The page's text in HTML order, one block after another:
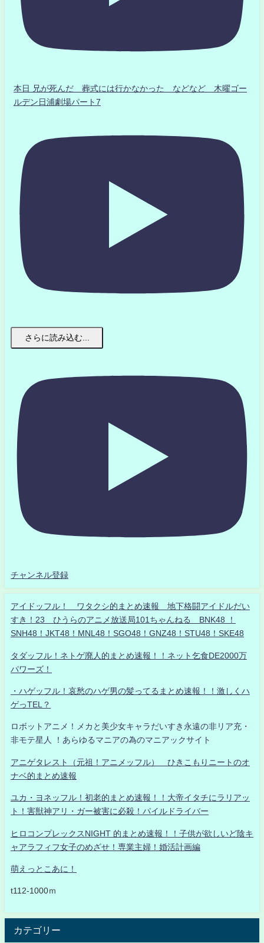
本日 兄が死んだ 葬式には行かなかった などなど 木曜ゴー
ルデン日浦劇場パート7
さらに読み込む...
チャンネル登録
アイドッフル！ ワタクシ的まとめ速報 地下格闘アイドルだい
すき！23 ひうらのアニメ放送局101ちゃんねる BNK48 ！
SNH48！JKT48！MNL48！SGO48！GNZ48！STU48！SKE48
タダッフル！ネトゲ廃人的まとめ速報！！ネット乞食DE2000万
パワーズ！
・ハゲッフル！哀愁のハゲ男の髪ってるまとめ速報！！激しくハ
ゲっTEL？
ロボットアニメ！メカと美少女キャラだいすき永遠の非リア充・
非モテ星人 ！あらゆるマニアの為のマニアックサイト
アニゲタレスト（元祖！アニメッフル） ひきこもりニートのオ
ナベ的まとめ速報
ユカ・ヨネッフル！初老的まとめ速報！！大帝イタチにラリアッ
ト！害獣神アリ・ガー被害に必殺！パイルドライバー
ヒロコンプレックスNIGHT 的まとめ速報！！子供が欲しいど陰キ
ャアラフィフ女子のめざせ！専業主婦！婚活計画編
萌えっとこあに！
t112-1000ｍ
カテゴリー